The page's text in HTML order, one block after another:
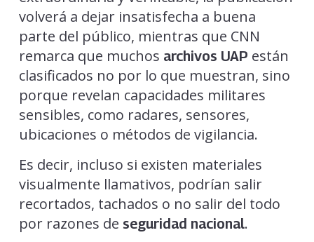
volverá a dejar insatisfecha a buena
parte del público, mientras que CNN
remarca que muchos archivos UAP están
clasificados no por lo que muestran, sino
porque revelan capacidades militares
sensibles, como radares, sensores,
ubicaciones o métodos de vigilancia.
Es decir, incluso si existen materiales
visualmente llamativos, podrían salir
recortados, tachados o no salir del todo
por razones de seguridad nacional.